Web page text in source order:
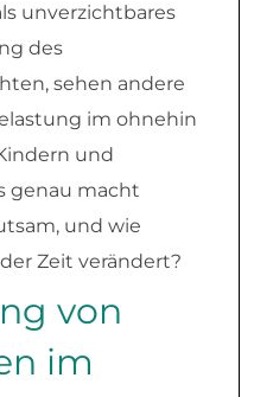
unverzichtbares
des
sehen andere
im ohnehin
und
genau macht
und wie
Zeit verändert?
von
im